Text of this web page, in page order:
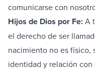
comunicarse con
Hijos de Dios por Fe:A
el derecho de ser
nacimiento no es físico,
identidad y relación con